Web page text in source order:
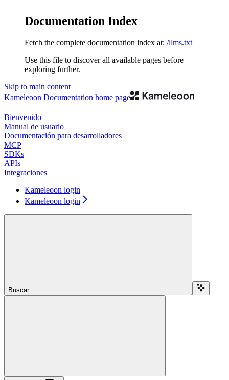
Documentation Index
Fetch the complete documentation index at: /llms.txt
Use this file to discover all available pages before
exploring further.
Skip to main content
Kameleoon Documentation home page
Bienvenido
Manual de usuario
Documentación para desarrolladores
MCP
SDKs
APIs
Integraciones
Kameleoon login
Kameleoon login
Buscar...